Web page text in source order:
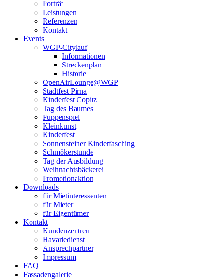
Porträt
Leistungen
Referenzen
Kontakt
Events
WGP-Citylauf
Informationen
Streckenplan
Historie
OpenAirLounge@WGP
Stadtfest Pirna
Kinderfest Copitz
Tag des Baumes
Puppenspiel
Kleinkunst
Kinderfest
Sonnensteiner Kinderfasching
Schmökerstunde
Tag der Ausbildung
Weihnachtsbäckerei
Promotionaktion
Downloads
für Mietinteressenten
für Mieter
für Eigentümer
Kontakt
Kundenzentren
Havariedienst
Ansprechpartner
Impressum
FAQ
Fassadengalerie